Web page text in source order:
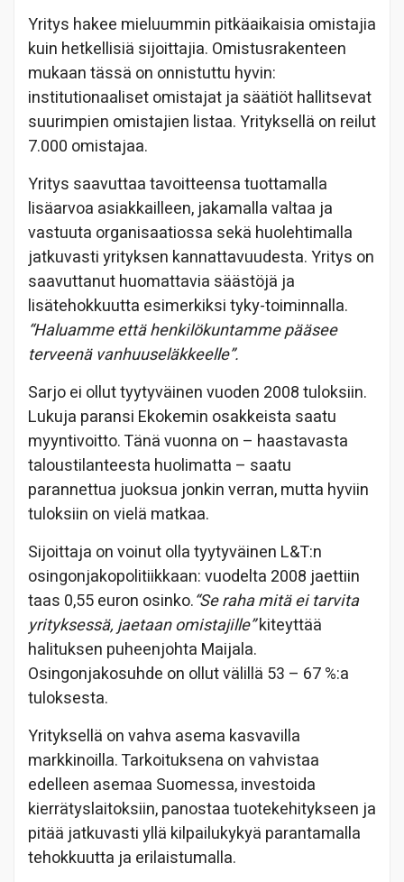
Yritys hakee mieluummin pitkäaikaisia omistajia
kuin hetkellisiä sijoittajia. Omistusrakenteen
mukaan tässä on onnistuttu hyvin:
institutionaaliset omistajat ja säätiöt hallitsevat
suurimpien omistajien listaa. Yrityksellä on reilut
7.000 omistajaa.
Yritys saavuttaa tavoitteensa tuottamalla
lisäarvoa asiakkailleen, jakamalla valtaa ja
vastuuta organisaatiossa sekä huolehtimalla
jatkuvasti yrityksen kannattavuudesta. Yritys on
saavuttanut huomattavia säästöjä ja
lisätehokkuutta esimerkiksi tyky-toiminnalla.
“Haluamme että henkilökuntamme pääsee
terveenä vanhuuseläkkeelle”.
Sarjo ei ollut tyytyväinen vuoden 2008 tuloksiin.
Lukuja paransi Ekokemin osakkeista saatu
myyntivoitto. Tänä vuonna on – haastavasta
taloustilanteesta huolimatta – saatu
parannettua juoksua jonkin verran, mutta hyviin
tuloksiin on vielä matkaa.
Sijoittaja on voinut olla tyytyväinen L&T:n
osingonjakopolitiikkaan: vuodelta 2008 jaettiin
taas 0,55 euron osinko.“Se raha mitä ei tarvita
yrityksessä, jaetaan omistajille”kiteyttää
halituksen puheenjohta Maijala.
Osingonjakosuhde on ollut välillä 53 – 67 %:a
tuloksesta.
Yrityksellä on vahva asema kasvavilla
markkinoilla. Tarkoituksena on vahvistaa
edelleen asemaa Suomessa, investoida
kierrätyslaitoksiin, panostaa tuotekehitykseen ja
pitää jatkuvasti yllä kilpailukykyä parantamalla
tehokkuutta ja erilaistumalla.